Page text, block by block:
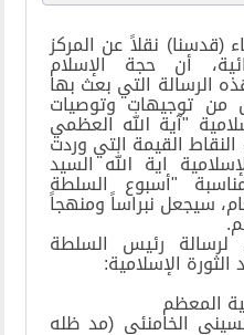
(قدسنا) نقلاً عن المركز
أن حجة الإسلام
الرسالة التي بعث بها
من توجيهات وتوصيات
"آية الله العظمي
القيمة التي وردت
اية الله السيد
"أسبوع السلطة
سيجعل نبراساً ومنهجاً
لرسالة رئيس السلطة
الإسلامية:
المعظم
الخامنئي (مد ظله